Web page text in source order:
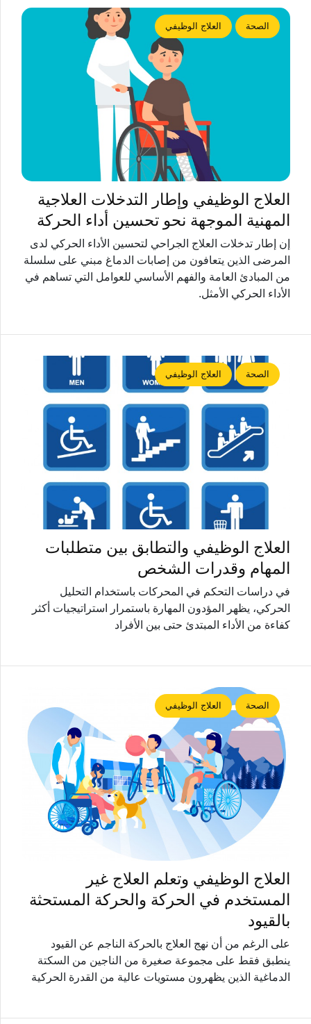
الصحة العلاج الوظيفي
العلاج الوظيفي وإطار التدخلات العلاجية
المهنية الموجهة نحو تحسين أداء الحركة
إن إطار تدخلات العلاج الجراحي لتحسين الأداء الحركي لدى
المرضى الذين يتعافون من إصابات الدماغ مبني على سلسلة
من المبادئ العامة والفهم الأساسي للعوامل التي تساهم في
الأداء الحركي الأمثل.
الصحة العلاج الوظيفي
العلاج الوظيفي والتطابق بين متطلبات
المهام وقدرات الشخص
في دراسات التحكم في المحركات باستخدام التحليل
الحركي، يظهر المؤدون المهارة باستمرار استراتيجيات أكثر
كفاءة من الأداء المبتدئ حتى بين الأفراد
الصحة العلاج الوظيفي
العلاج الوظيفي وتعلم العلاج غير
المستخدم في الحركة والحركة المستحثة
بالقيود
على الرغم من أن نهج العلاج بالحركة الناجم عن القيود
ينطبق فقط على مجموعة صغيرة من الناجين من السكتة
الدماغية الذين يظهرون مستويات عالية من القدرة الحركية